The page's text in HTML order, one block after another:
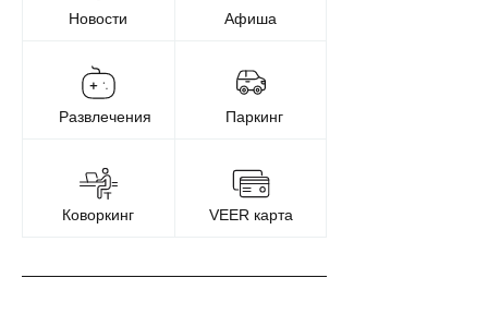
Новости
Паркинг
Афиша
Развлечения
VEER карта
Коворкинг